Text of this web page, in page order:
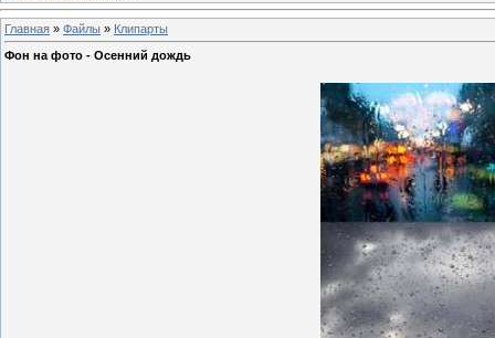
Главная » Файлы » Клипарты
Фон на фото - Осенний дождь